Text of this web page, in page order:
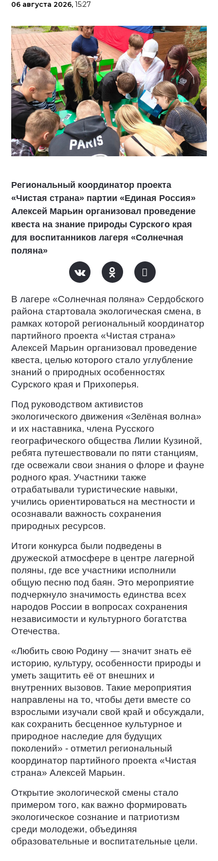
06 августа 2026, 15:27
Региональный координатор проекта
«Чистая страна» партии «Единая Россия»
Алексей Марьин организовал проведение
квеста на знание природы Сурского края
для воспитанников лагеря «Солнечная
поляна»
В лагере «Солнечная поляна» Сердобского
района стартовала экологическая смена, в
рамках которой региональный координатор
партийного проекта «Чистая страна»
Алексей Марьин организовал проведение
квеста, целью которого стало углубление
знаний о природных особенностях
Сурского края и Прихоперья.
Под руководством активистов
экологического движения «Зелёная волна»
и их наставника, члена Русского
географического общества Лилии Кузиной,
ребята путешествовали по пяти станциям,
где освежали свои знания о флоре и фауне
родного края. Участники также
отрабатывали туристические навыки,
учились ориентироваться на местности и
осознавали важность сохранения
природных ресурсов.
Итоги конкурса были подведены в
дружеской атмосфере в центре лагерной
поляны, где все участники исполнили
общую песню под баян. Это мероприятие
подчеркнуло значимость единства всех
народов России в вопросах сохранения
независимости и культурного богатства
Отечества.
«Любить свою Родину — значит знать её
историю, культуру, особенности природы и
уметь защитить её от внешних и
внутренних вызовов. Такие мероприятия
направлены на то, чтобы дети вместе со
взрослыми изучали свой край и обсуждали,
как сохранить бесценное культурное и
природное наследие для будущих
поколений» - отметил региональный
координатор партийного проекта «Чистая
страна» Алексей Марьин.
Открытие экологической смены стало
примером того, как важно формировать
экологическое сознание и патриотизм
среди молодежи, объединяя
образовательные и воспитательные цели.